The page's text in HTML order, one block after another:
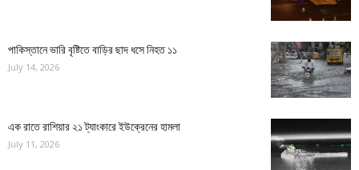
পাকিস্তানে ভারি বৃষ্টিতে বাড়ির ছাদ ধসে নিহত ১১
July 14, 2026
এক রাতে রাশিয়ার ২১ ট্যাংকারে ইউক্রেনের হামলা
July 11, 2026